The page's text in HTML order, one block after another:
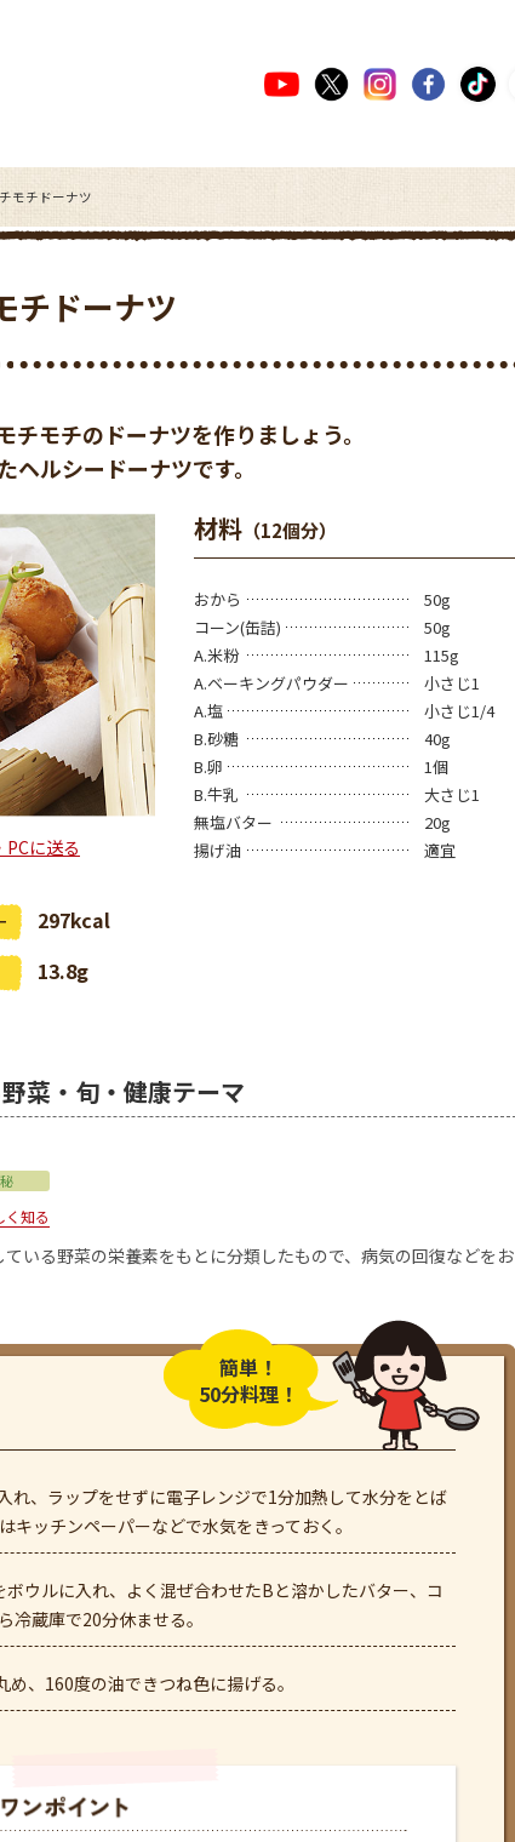
モチドーナツ
チドーナツ
モチのドーナツを作りましょう。
ヘルシードーナツです。
PCに送る
297kcal
13.8g
材料 （12個分）
おから
50g
コーン(缶詰)
50g
A.米粉
115g
A.ベーキングパウダー
小さじ1
A.塩
小さじ1/4
B.砂糖
40g
B.卵
1個
B.牛乳
大さじ1
無塩バター
20g
揚げ油
適宜
菜・旬・健康テーマ
く知る
いる野菜の栄養素をもとに分類したもので、病気の回復などをお
簡単！
50分料理！
れ、ラップをせずに電子レンジで1分加熱して水分をとば
キッチンペーパーなどで水気をきっておく。
ウルに入れ、よく混ぜ合わせたBと溶かしたバター、コ
冷蔵庫で20分休ませる。
、160度の油できつね色に揚げる。